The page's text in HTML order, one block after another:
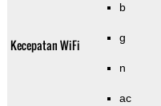
Kecepatan WiFi
b
g
n
ac